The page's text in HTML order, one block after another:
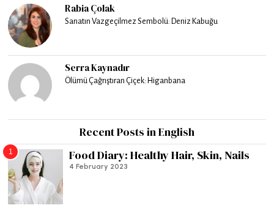
Rabia Çolak
Sanatın Vazgeçilmez Sembolü: Deniz Kabuğu
Serra Kaynadır
Ölümü Çağrıştıran Çiçek: Higanbana
Recent Posts in English
1 Food Diary: Healthy Hair, Skin, Nails
4 February 2023